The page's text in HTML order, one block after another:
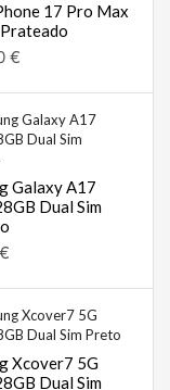
17 Pro Max
€
Galaxy A17
Dual Sim
€
Xcover7 5G
Dual Sim